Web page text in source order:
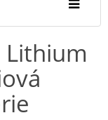
Lithium